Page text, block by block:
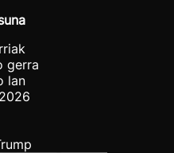
gerra
lan